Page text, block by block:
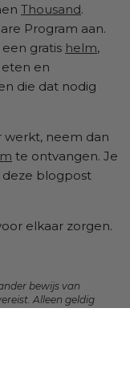
Thousand.
Program aan.
gratis helm,
en
die dat nodig
werkt, neem dan
te ontvangen. Je
blogpost
elkaar zorgen.
bewijs van
Alleen geldig